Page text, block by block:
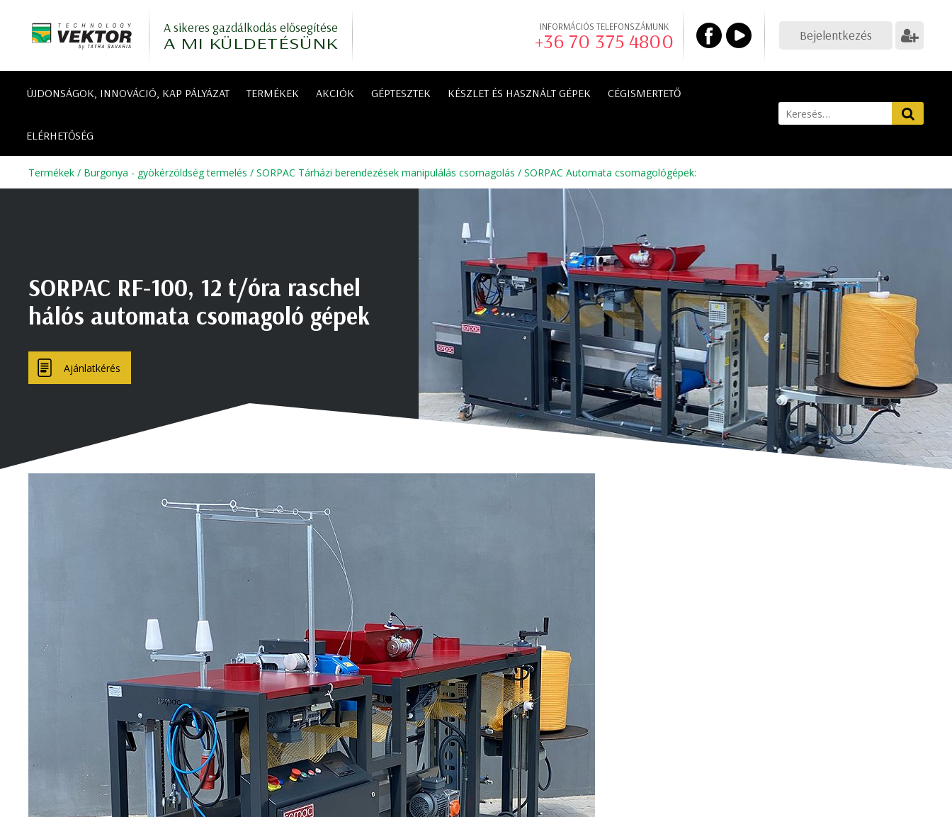
A sikeres gazdálkodás elősegítése
A MI KÜLDETÉSÜNK
INFORMÁCIÓS TELEFONSZÁMUNK
+36 70 375 4800 Bejelentkezés
ÚJDONSÁGOK, INNOVÁCIÓ, KAP PÁLYÁZAT TERMÉKEK AKCIÓK GÉPTESZTEK KÉSZLET ÉS HASZNÁLT GÉPEK CÉGISMERTETŐ
ELÉRHETŐSÉG
Termékek / Burgonya - gyökérzöldség termelés / SORPAC Tárházi berendezések manipulálás csomagolás / SORPAC Automata csomagológépek:
SORPAC RF-100, 12 t/óra raschel
hálós automata csomagoló gépek
Ajánlatkérés